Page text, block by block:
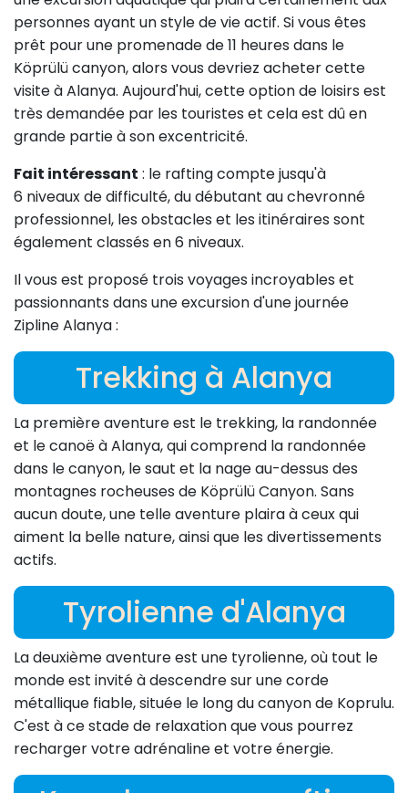
personnes ayant un style de vie actif. Si vous êtes
prêt pour une promenade de 11 heures dans le
Köprülü canyon, alors vous devriez acheter cette
visite à Alanya. Aujourd'hui, cette option de loisirs est
très demandée par les touristes et cela est dû en
grande partie à son excentricité.
Fait intéressant : le rafting compte jusqu'à
6 niveaux de difficulté, du débutant au chevronné
professionnel, les obstacles et les itinéraires sont
également classés en 6 niveaux.
Il vous est proposé trois voyages incroyables et
passionnants dans une excursion d'une journée
Zipline Alanya :
Trekking à Alanya
La première aventure est le trekking, la randonnée
et le canoë à Alanya, qui comprend la randonnée
dans le canyon, le saut et la nage au-dessus des
montagnes rocheuses de Köprülü Canyon. Sans
aucun doute, une telle aventure plaira à ceux qui
aiment la belle nature, ainsi que les divertissements
actifs.
Tyrolienne d'Alanya
La deuxième aventure est une tyrolienne, où tout le
monde est invité à descendre sur une corde
métallique fiable, située le long du canyon de Koprulu.
C'est à ce stade de relaxation que vous pourrez
recharger votre adrénaline et votre énergie.